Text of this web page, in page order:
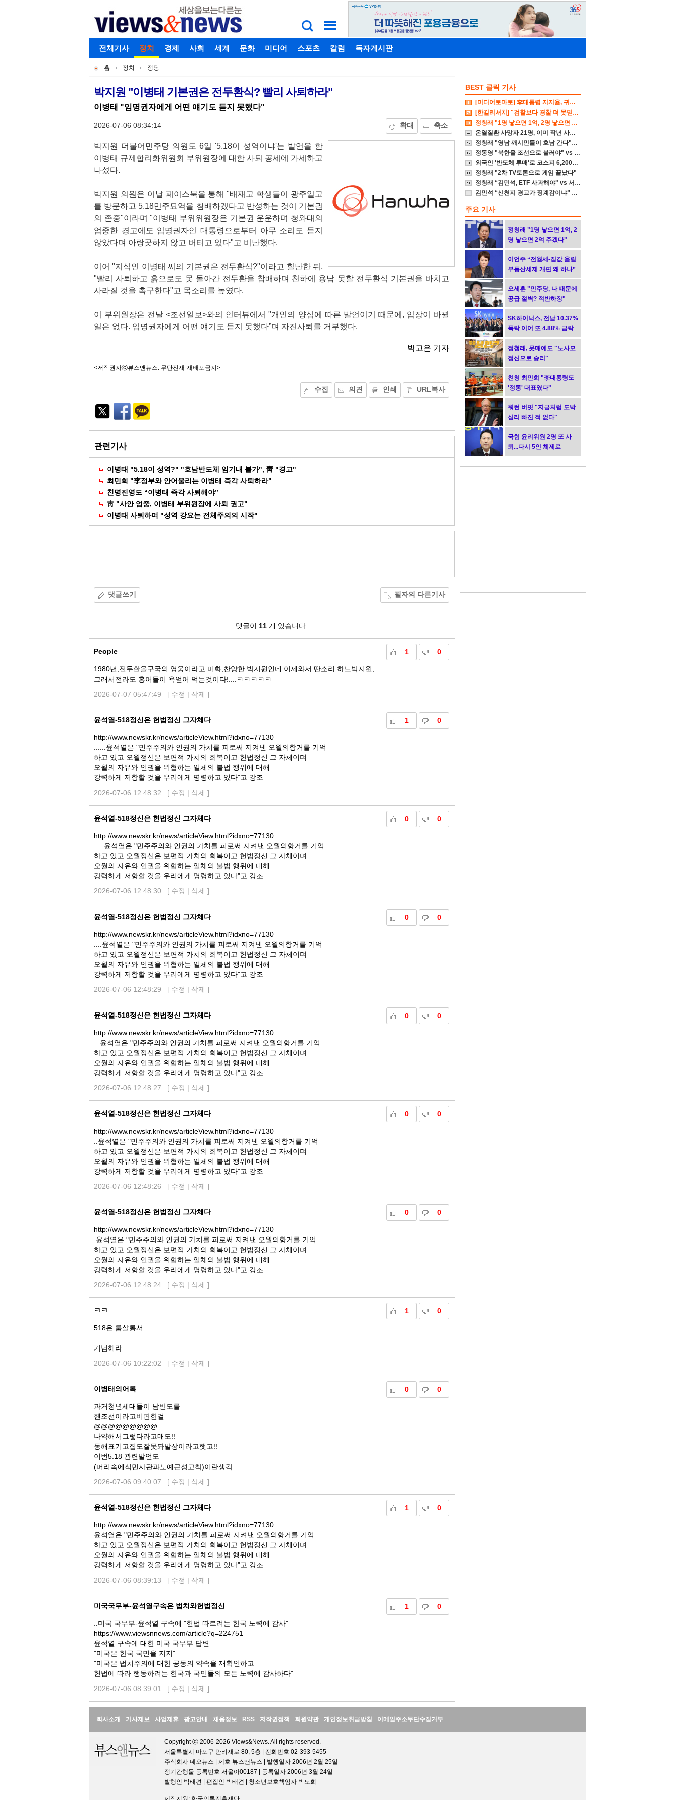
개
별
메
뉴
로그인 회원가입 아이디찾기 비밀번호찾기
주
메
뉴
전체기사 정치 경제 사회 세계 문화 미디어 스포츠 칼럼 독자게시판
현
재
위
치
홈 정치 정당
기
사
본
문
박지원 "이병태 기본권은 전두환식? 빨리 사퇴하라"
이병태 "임명권자에게 어떤 얘기도 듣지 못했다"
2026-07-06 08:34:14 확대 축소
박지원 더불어민주당 의원도 6일 '5.18이 성역이냐'는 발언을 한
이병태 규제합리화위원회 부위원장에 대한 사퇴 공세에 가세하고
나섰다.
박지원 의원은 이날 페이스북을 통해 "배재고 학생들이 광주일고
를 방문하고 5.18민주묘역을 참배하겠다고 반성하는 것이 기본권
의 존중"이라며 "이병태 부위위원장은 기본권 운운하며 청와대의
엄중한 경고에도 임명권자인 대통령으로부터 아무 소리도 듣지
않았다며 아랑곳하지 않고 버티고 있다"고 비난했다.
이어 "지식인 이병태 씨의 기본권은 전두환식?"이라고 힐난한 뒤,
"빨리 사퇴하고 흙으로도 못 돌아간 전두환을 참배하며 천하에 용납 못할 전두환식 기본권을 바치고
사라질 것을 촉구한다"고 목소리를 높였다.
이 부위원장은 전날 <조선일보>와의 인터뷰에서 "개인의 양심에 따른 발언이기 때문에, 입장이 바뀔
일은 없다. 임명권자에게 어떤 얘기도 듣지 못했다”며 자진사퇴를 거부했다.
박고은 기자
<저작권자ⓒ뷰스앤뉴스. 무단전재-재배포금지>
능
수집 의견 인쇄 URL복사
외
공
유
관련기사
이병태 "5.18이 성역?" "호남반도체 임기내 불가", 靑 "경고"
최민희 "李정부와 안어울리는 이병태 즉각 사퇴하라"
친명진영도 “이병태 즉각 사퇴해야”
靑 "사안 엄중, 이병태 부위원장에 사퇴 권고"
이병태 사퇴하며 "성역 강요는 전체주의의 시작"
댓글쓰기 필자의 다른기사
글
댓글이 11 개 있습니다.
1 0
People
1980년,전두환을구국의 영웅이라고 미화,찬양한 박지원인데 이제와서 딴소리 하느박지원,
그래서전라도 홍어들이 욕얻어 먹는것이다!....ㅋㅋㅋㅋㅋ
2026-07-07 05:47:49 [ 수정 | 삭제 ]
1 0
윤석열-518정신은 헌법정신 그자체다
http://www.newskr.kr/news/articleView.html?idxno=77130
......윤석열은 "민주주의와 인권의 가치를 피로써 지켜낸 오월의항거를 기억
하고 있고 오월정신은 보편적 가치의 회복이고 헌법정신 그 자체이며
오월의 자유와 인권을 위협하는 일체의 불법 행위에 대해
강력하게 저항할 것을 우리에게 명령하고 있다"고 강조
2026-07-06 12:48:32 [ 수정 | 삭제 ]
0 0
윤석열-518정신은 헌법정신 그자체다
http://www.newskr.kr/news/articleView.html?idxno=77130
.....윤석열은 "민주주의와 인권의 가치를 피로써 지켜낸 오월의항거를 기억
하고 있고 오월정신은 보편적 가치의 회복이고 헌법정신 그 자체이며
오월의 자유와 인권을 위협하는 일체의 불법 행위에 대해
강력하게 저항할 것을 우리에게 명령하고 있다"고 강조
2026-07-06 12:48:30 [ 수정 | 삭제 ]
0 0
윤석열-518정신은 헌법정신 그자체다
http://www.newskr.kr/news/articleView.html?idxno=77130
....윤석열은 "민주주의와 인권의 가치를 피로써 지켜낸 오월의항거를 기억
하고 있고 오월정신은 보편적 가치의 회복이고 헌법정신 그 자체이며
오월의 자유와 인권을 위협하는 일체의 불법 행위에 대해
강력하게 저항할 것을 우리에게 명령하고 있다"고 강조
2026-07-06 12:48:29 [ 수정 | 삭제 ]
0 0
윤석열-518정신은 헌법정신 그자체다
http://www.newskr.kr/news/articleView.html?idxno=77130
...윤석열은 "민주주의와 인권의 가치를 피로써 지켜낸 오월의항거를 기억
하고 있고 오월정신은 보편적 가치의 회복이고 헌법정신 그 자체이며
오월의 자유와 인권을 위협하는 일체의 불법 행위에 대해
강력하게 저항할 것을 우리에게 명령하고 있다"고 강조
2026-07-06 12:48:27 [ 수정 | 삭제 ]
0 0
윤석열-518정신은 헌법정신 그자체다
http://www.newskr.kr/news/articleView.html?idxno=77130
..윤석열은 "민주주의와 인권의 가치를 피로써 지켜낸 오월의항거를 기억
하고 있고 오월정신은 보편적 가치의 회복이고 헌법정신 그 자체이며
오월의 자유와 인권을 위협하는 일체의 불법 행위에 대해
강력하게 저항할 것을 우리에게 명령하고 있다"고 강조
2026-07-06 12:48:26 [ 수정 | 삭제 ]
0 0
윤석열-518정신은 헌법정신 그자체다
http://www.newskr.kr/news/articleView.html?idxno=77130
.윤석열은 "민주주의와 인권의 가치를 피로써 지켜낸 오월의항거를 기억
하고 있고 오월정신은 보편적 가치의 회복이고 헌법정신 그 자체이며
오월의 자유와 인권을 위협하는 일체의 불법 행위에 대해
강력하게 저항할 것을 우리에게 명령하고 있다"고 강조
2026-07-06 12:48:24 [ 수정 | 삭제 ]
1 0
ㅋㅋ
518은 룸살롱서
기념해라
2026-07-06 10:22:02 [ 수정 | 삭제 ]
0 0
이병태의어록
과거청년세대들이 남반도를
헨조선이라고비판한걸
@@@@@@@@@
나약해서그렇다라고매도!!
동해표기고집도잘못돠발상이라고햇고!!
이번5.18 관련발언도
(머리속에식민사관과노예근성고착)이란생각
2026-07-06 09:40:07 [ 수정 | 삭제 ]
1 0
윤석열-518정신은 헌법정신 그자체다
http://www.newskr.kr/news/articleView.html?idxno=77130
윤석열은 "민주주의와 인권의 가치를 피로써 지켜낸 오월의항거를 기억
하고 있고 오월정신은 보편적 가치의 회복이고 헌법정신 그 자체이며
오월의 자유와 인권을 위협하는 일체의 불법 행위에 대해
강력하게 저항할 것을 우리에게 명령하고 있다"고 강조
2026-07-06 08:39:13 [ 수정 | 삭제 ]
1 0
미국국무부-윤석열구속은 법치와헌법정신
..미국 국무부-윤석열 구속에 "헌법 따르려는 한국 노력에 감사"
https://www.viewsnnews.com/article?q=224751
윤석열 구속에 대한 미국 국무부 답변
"미국은 한국 국민을 지지"
"미국은 법치주의에 대한 공동의 약속을 재확인하고
헌법에 따라 행동하려는 한국과 국민들의 모든 노력에 감사하다"
2026-07-06 08:39:01 [ 수정 | 삭제 ]
BEST 클릭 기사
[미디어토마토] 李대통령 지지율, 귀국후 4%p↓
[한길리서치] "검찰보다 경찰 더 못믿겠다"
정청래 "1명 낳으면 1억, 2명 낳으면 2억 주겠다"
온열질환 사망자 21명, 이미 작년 사망자 넘어서
정청래 "영남 깨시민들이 호남 간다"에 송영길 "참담"
정동영 "북한을 조선으로 불러야" vs 李대통령 "고민 더 하라"
외국인 '반도체 투매'로 코스피 6,200대 폭삭
정청래 "2차 TV토론으로 게임 끝났다"
정청래 “김민석, ETF 사과해야" vs 서미화 "국회서 통과시켜 놓고선"
김민석 “신천지 경고가 징계감이냐” vs 정청래 "근거대라"
주요 기사
정청래 "1명 낳으면 1억, 2
명 낳으면 2억 주겠다"
이언주 “전월세-집값 올릴
부동산세제 개편 왜 하나”
오세훈 "민주당, 나 때문에
공급 절벽? 적반하장"
SK하이닉스, 전날 10.37%
폭락 이어 또 4.88% 급락
정청래, 뭇매에도 "노사모
정신으로 승리"
친청 최민희 "李대통령도
'정통' 대표였다"
워런 버핏 "지금처럼 도박
심리 빠진 적 없다"
국힘 윤리위원 2명 또 사
퇴...다시 5인 체제로
정
보
회사소개 기사제보 사업제휴 광고안내 채용정보 RSS 저작권정책 회원약관 개인정보취급방침 이메일주소무단수집거부
Copyright ⓒ 2006-2026 Views&News. All rights reserved.
서울특별시 마포구 만리재로 80, 5층 | 전화번호 02-393-5455
주식회사 네오뉴스 | 제호 뷰스앤뉴스 | 발행일자 2006년 2월 25일
정기간행물 등록번호 서울아00187 | 등록일자 2006년 3월 24일
발행인 박태견 | 편집인 박태견 | 청소년보호책임자 박도희